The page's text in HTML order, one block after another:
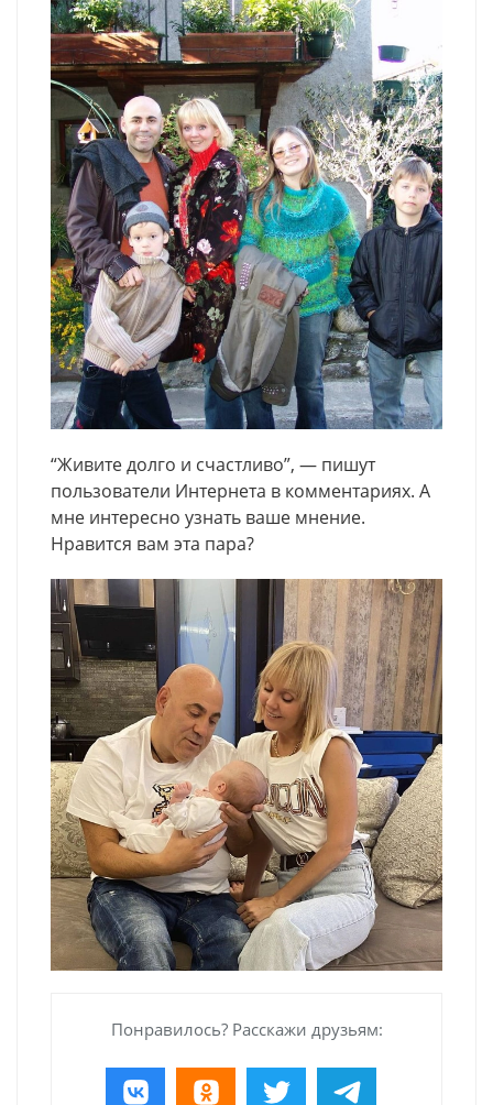
“Живите долго и счастливо”, — пишут
пользователи Интернета в комментариях. А
мне интересно узнать ваше мнение.
Нравится вам эта пара?
Понравилось? Расскажи друзьям: